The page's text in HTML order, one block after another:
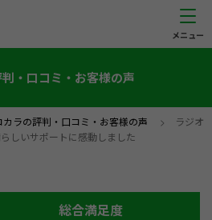
・口コミ・お客様の声
カラの評判・口コミ・お客様の声 >
ラジオ
しいサポートに感動しました
総合満足度